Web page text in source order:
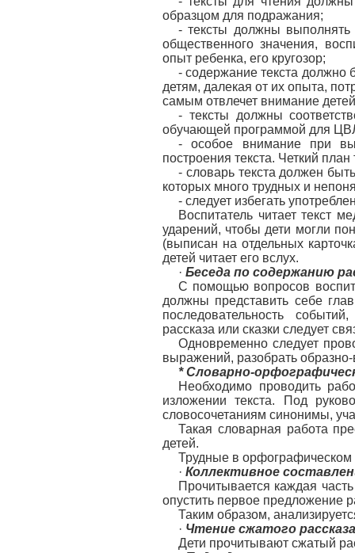
образцом для подражания;
- тексты должны выполнять
общественного значения,
опыт ребенка, его кругозор;
- содержание текста должно
детям, далекая от их опыта,
самым отвлечет внимание
- тексты должны
обучающей программой для
- особое внимание при
построения текста. Четкий
- словарь текста должен
которых много трудных и
- следует избегать
Воспитатель читает текст
ударений, чтобы дети могли
(выписан на отдельных
детей читает его вслух.
· Беседа по содержанию
С помощью вопросов
должны представить себе
последовательность
рассказа или сказки следует
Одновременно следует
выражений, разобрать
* Словарно-
Необходимо проводить
изложении текста. Под
словосочетаниям синонимы,
Такая словарная работа
детей.
Трудные в
· Коллективное
Прочитывается каждая
опустить первое предложение
Таким образом,
· Чтение сжатого
Дети прочитывают сжатый